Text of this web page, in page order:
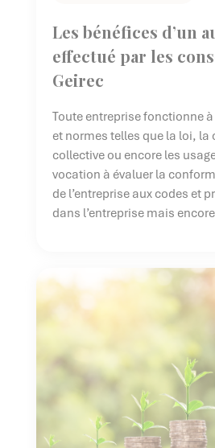
Les bénéfices d’un
effectué par les
Geirec
Toute entreprise fonctionne
et normes telles que la loi, la
collective ou encore les
vocation à évaluer la
de l’entreprise aux codes et
dans l’entreprise mais